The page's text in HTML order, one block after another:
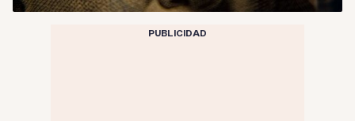
PUBLICIDAD